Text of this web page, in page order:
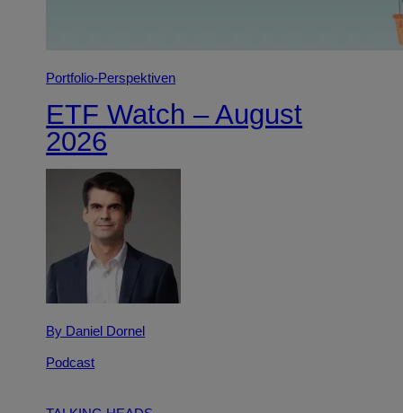
Portfolio-Perspektiven
ETF Watch – August
2026
By Daniel Dornel
Podcast